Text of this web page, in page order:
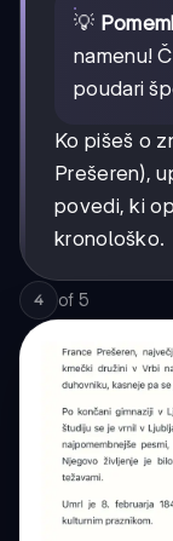
💡
namenu!
poudari
Ko pišeš o
Prešeren),
povedi, ki
kronološko.
4 of 5